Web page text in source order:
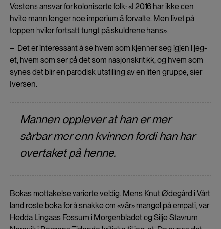
Vestens ansvar for koloniserte folk: «I 2016 har ikke den
hvite mann lenger noe imperium å forvalte. Men livet på
toppen hviler fortsatt tungt på skuldrene hans».
– Det er interessant å se hvem som kjenner seg igjen i jeg-
et, hvem som ser på det som nasjonskritikk, og hvem som
synes det blir en parodisk utstilling av en liten gruppe, sier
Iversen.
Mannen opplever at han er mer
sårbar mer enn kvinnen fordi han har
overtaket på henne.
Bokas mottakelse varierte veldig. Mens Knut Ødegård i Vårt
land roste boka for å snakke om «vår» mangel på empati, var
Hedda Lingaas Fossum i Morgenbladet og Silje Stavrum